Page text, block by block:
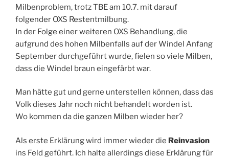
Milbenproblem, trotz TBE am 10.7. mit darauf
folgender OXS Restentmilbung.
In der Folge einer weiteren OXS Behandlung, die
aufgrund des hohen Milbenfalls auf der Windel Anfang
September durchgeführt wurde, fielen so viele Milben,
dass die Windel braun eingefärbt war.
Man hätte gut und gerne unterstellen können, dass das
Volk dieses Jahr noch nicht behandelt worden ist.
Wo kommen da die ganzen Milben wieder her?
Als erste Erklärung wird immer wieder die Reinvasion
ins Feld geführt. Ich halte allerdings diese Erklärung für